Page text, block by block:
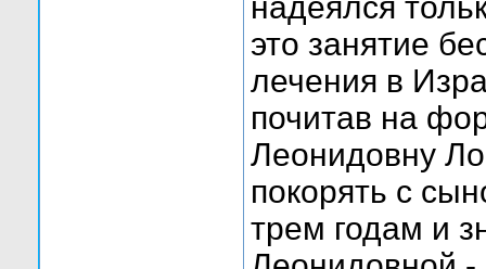
надеялся
это занятие
лечения в
почитав на
Леонидовну
покорять с
трем годам и